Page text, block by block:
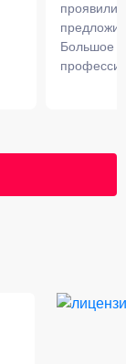
проявили
Большое